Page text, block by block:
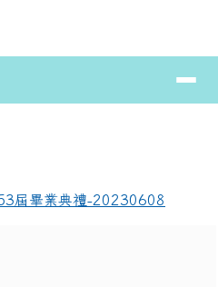
網
⏸
屆畢業典禮-20230608